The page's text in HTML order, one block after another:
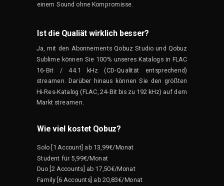
einem Sound ohne Kompromisse.
Ist die Qualiät wirklich besser?
Ja, mit den Abonnements Qobuz Studio und Qobuz
Sublime können Sie 100% unseres Katalogs in FLAC
16-Bit / 44.1 kHz (CD-Qualität entsprechend)
streamen. Darüber hinaus können Sie den größten
Hi-Res-Katalog (FLAC, 24-Bit bis zu 192 kHz) auf dem
Markt streamen.
Wie viel kostet Qobuz?
Solo [1 Account] ab 13,99€/Monat
Student für 5,99€/Monat
Duo [2 Accounts] ab 17,50€/Monat
Family [6 Accounts] ab 20,83€/Monat